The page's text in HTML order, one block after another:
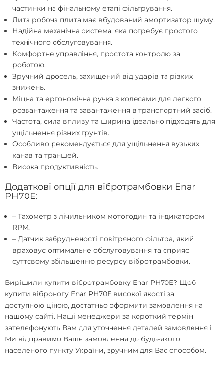
частинки на фінальному етапі фільтрування.
Лита робоча плита має вбудований амортизатор шуму.
Надійна механічна система, яка потребує простого
технічного обслуговування.
Комфортне управління, простота контролю за
роботою.
Зручний дросель, захищений від ударів та різких
знижень.
Міцна та ергономічна ручка з колесами для легкого
розвантаження та завантаження в транспортний засіб.
Частота, сила впливу та ширина ідеально підходять для
ущільнення різних ґрунтів.
Особливо рекомендується для ущільнення вузьких
канав та траншей.
Висока продуктивність.
Додаткові опції для вібротрамбовки Enar
PH70E:
– Тахометр з лічильником мотогодин та індикатором
RPM.
– Датчик забрудненості повітряного фільтра, який
враховує оптимальне обслуговування та сприяє
суттєвому збільшенню ресурсу вібротрамбовки.
Вирішили купити вібротрамбовку Enar PH70E? Щоб
купити віброногу Enar PH70E високої якості за
доступною ціною, достатньо оформити замовлення на
нашому сайті. Наші менеджери за короткий термін
зателефонують Вам для уточнення деталей замовлення і
Ми відправимо Ваше замовлення до будь-якого
населеного пункту України, зручним для Вас способом.